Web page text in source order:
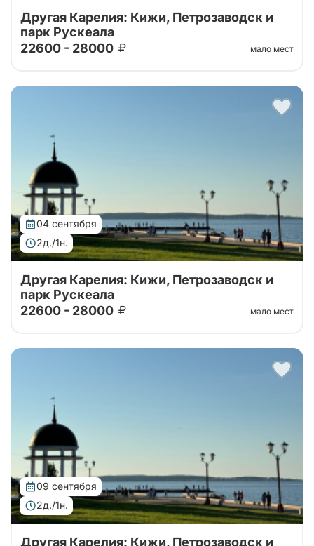
Тур от наших проверенных партнеров. Автобусный
тур 2 дня: крепость Корела, водопады Ахвенкоски ,
Рускеала, Кижи и ферма
Другая Карелия: Кижи, Петрозаводск и
парк Рускеала
22600 - 28000
мало мест
04 сентября
2д./1н.
Тур от наших проверенных партнеров. Автобусный
тур 2 дня: крепость Корела, водопады Ахвенкоски ,
Рускеала, Кижи и ферма
Другая Карелия: Кижи, Петрозаводск и
парк Рускеала
22600 - 28000
мало мест
09 сентября
2д./1н.
Другая Карелия: Кижи, Петрозаводск и